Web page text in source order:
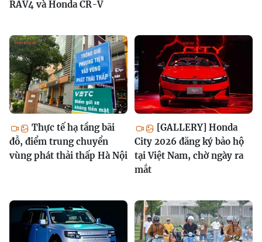
RAV4 và Honda CR-V
Thực tế hạ tầng bãi
đỗ, điểm trung chuyển
vùng phát thải thấp Hà Nội
[GALLERY] Honda
City 2026 đăng ký bảo hộ
tại Việt Nam, chờ ngày ra
mắt